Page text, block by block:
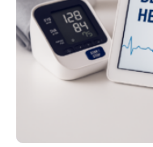
Fachpersonal. Für all
speziell
digitale